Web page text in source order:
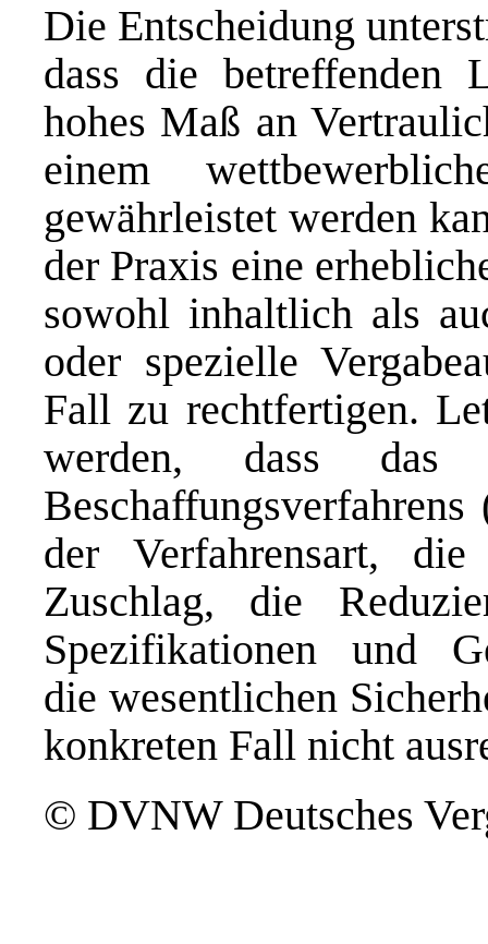
Die Entscheidung
dass die betreffenden
hohes Maß an
einem
gewährleistet werden
der Praxis eine
sowohl inhaltlich als
oder spezielle
Fall zu rechtfertigen.
werden, dass das
der Verfahrensart,
Zuschlag, die
Spezifikationen und
die wesentlichen
konkreten Fall nicht